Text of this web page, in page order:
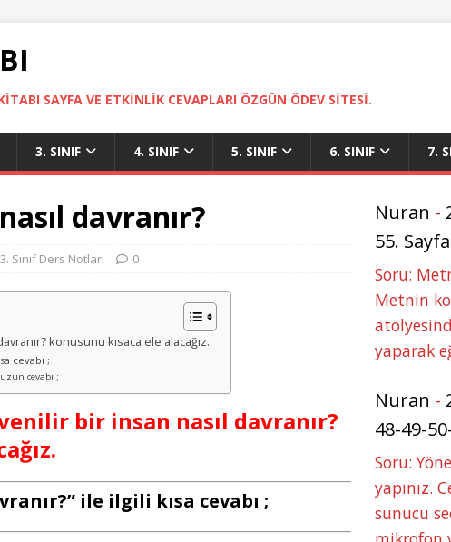
SAYFA VE ETKINLIK CEVAPLARI ÖZGÜN ÖDEV SITESI.
3. SINIF 4. SINIF 5. SINIF 6. SINIF 7.
davranır?
3. Sınıf Ders Notları 0
konusunu kısaca ele alacağız.
cevabı ;
cevabı ;
bir insan nasıl davranır?
ile ilgili kısa cevabı ;
Nuran -
55.
Soru:
Metnin
yaparak
Nuran -
48-49-
Soru:
yapınız.
sunucu